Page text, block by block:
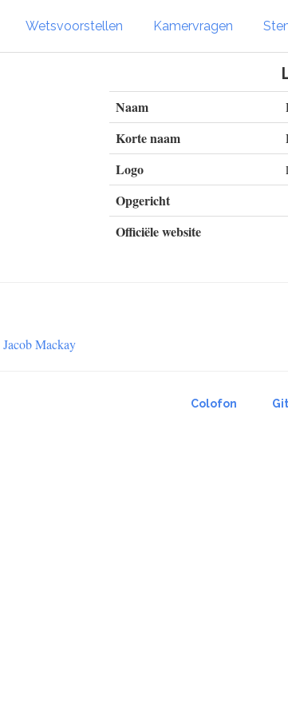
Wetsvoorstellen Kamervragen
Naam
Korte naam
Logo
Opgericht
Officiële website
Mackay
Colofon